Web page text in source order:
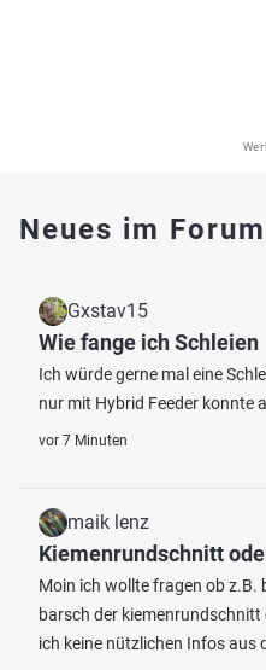
Neues im Forum
Gxstav15
Wie fange ich Schleien
Ich würde gerne mal eine
nur mit Hybrid Feeder konnte
vor 7 Minuten
maik lenz
Kiemenrundschnitt
Moin ich wollte fragen ob z.B.
barsch der
ich keine nützlichen Infos aus